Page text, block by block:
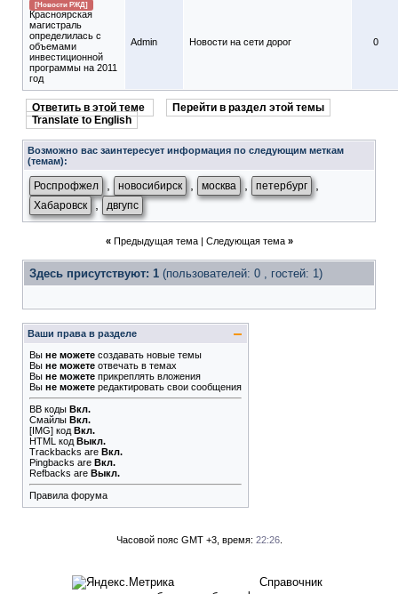
[Новости РЖД]
Красноярская
магистраль
определилась с
объемами
инвестиционной
программы на 2011
год
Admin Новости на сети дорог 0
Ответить в этой теме
Перейти в раздел этой темы
Translate to English
Возможно вас заинтересует информация по следующим меткам
(темам):
Роспрофжел новосибирск москва петербург
Хабаровск , двгупс
« Предыдущая тема| Следующая тема »
Здесь присутствуют: 1 (пользователей: 0 , гостей: 1)
Ваши права в разделе
Вы не можете создавать новые темы
Вы не можете отвечать в темах
Вы не можете прикреплять вложения
Вы не можете редактировать свои сообщения
BB коды Вкл.
Смайлы Вкл.
[IMG] код Вкл.
HTML код Выкл.
Trackbacks are Вкл.
Pingbacks are Вкл.
Refbacks are Выкл.
Правила форума
Часовой пояс GMT +3, время: 22:26.
Справочник